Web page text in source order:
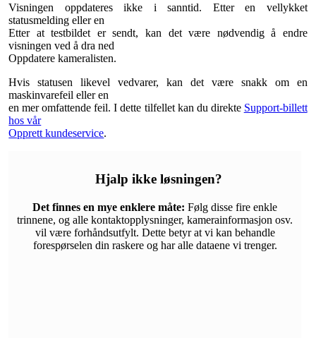
Visningen oppdateres ikke i sanntid. Etter en vellykket
statusmelding eller en
Etter at testbildet er sendt, kan det være nødvendig å endre
visningen ved å dra ned
Oppdatere kameralisten.
Hvis statusen likevel vedvarer, kan det være snakk om en
maskinvarefeil eller en
en mer omfattende feil. I dette tilfellet kan du direkte Support-billett
hos vår
Opprett kundeservice.
Hjalp ikke løsningen?
Det finnes en mye enklere måte: Følg disse fire enkle
trinnene, og alle kontaktopplysninger, kamerainformasjon osv.
vil være forhåndsutfylt. Dette betyr at vi kan behandle
forespørselen din raskere og har alle dataene vi trenger.